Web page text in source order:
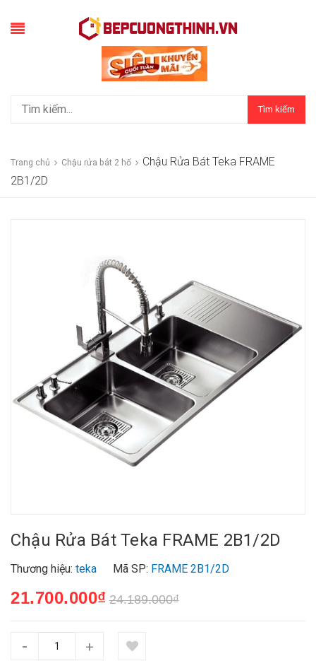
Tìm kiếm
Trang chủ Chậu rửa bát 2 hố
Chậu Rửa Bát Teka FRAME
2B1/2D
Chậu Rửa Bát Teka FRAME 2B1/2D
Thương hiệu: teka Mã SP: FRAME 2B1/2D
21.700.000₫ 24.189.000₫
- +